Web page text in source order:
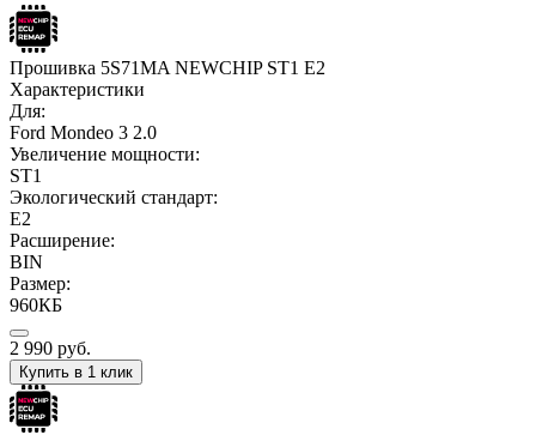
Прошивка 5S71MA NEWCHIP ST1 E2
Характеристики
Для:
Ford Mondeo 3 2.0
Увеличение мощности:
ST1
Экологический стандарт:
E2
Расширение:
BIN
Размер:
960КБ
2 990 руб.
Купить в 1 клик